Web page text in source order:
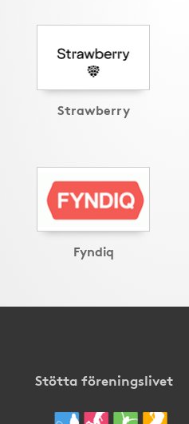
Strawberry
Fyndiq
Stötta föreningslivet